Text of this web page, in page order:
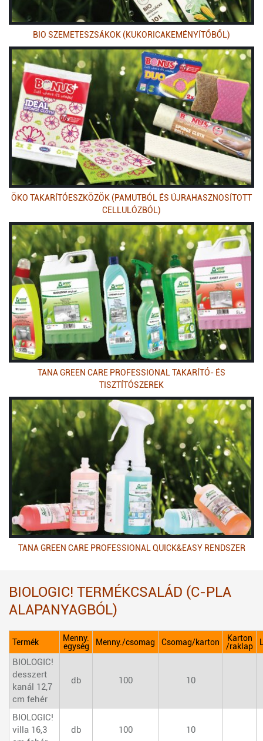
BIO SZEMETESZSÁKOK (KUKORICAKEMÉNYÍTŐBŐL)
ÖKO TAKARÍTÓESZKÖZÖK (PAMUTBÓL ÉS ÚJRAHASZNOSÍTOTT
CELLULÓZBÓL)
TANA GREEN CARE PROFESSIONAL TAKARÍTÓ- ÉS
TISZTÍTÓSZEREK
TANA GREEN CARE PROFESSIONAL QUICK&EASY RENDSZER
BIOLOGIC! TERMÉKCSALÁD (C-PLA
ALAPANYAGBÓL)
Termék
Menny.
egység
Menny./csomag Csomag/karton
Karton
/raklap
BIOLOGIC!
desszert
kanál 12,7
cm fehér
db 100 10
BIOLOGIC!
villa 16,3
db 100 10